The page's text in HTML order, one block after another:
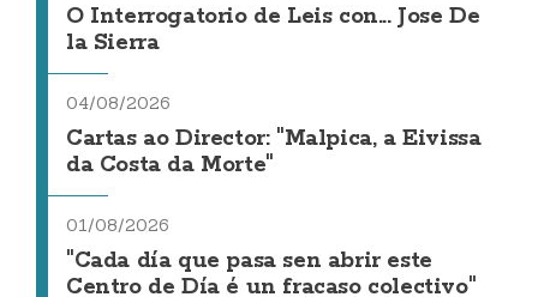
O Interrogatorio de Leis con... Jose De
la Sierra
04/08/2026
Cartas ao Director: "Malpica, a Eivissa
da Costa da Morte"
01/08/2026
"Cada día que pasa sen abrir este
Centro de Día é un fracaso colectivo"